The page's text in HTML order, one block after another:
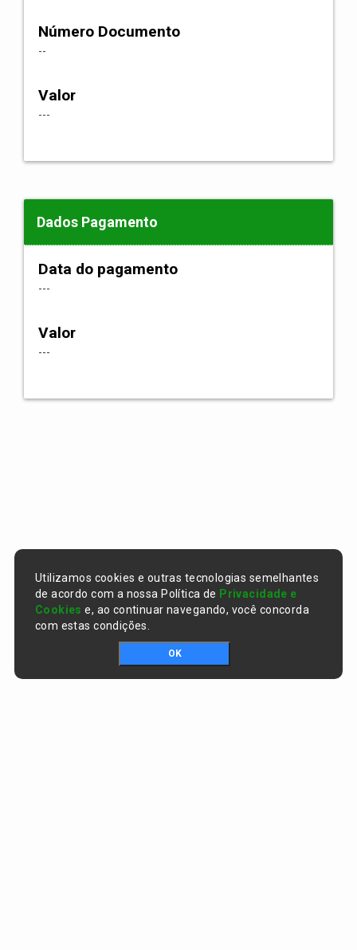
Número Documento
--
Valor
---
Dados Pagamento
Data do pagamento
---
Valor
---
Utilizamos cookies e outras tecnologias semelhantes
de acordo com a nossa Política de Privacidade e
Cookies e, ao continuar navegando, você concorda
com estas condições.
OK